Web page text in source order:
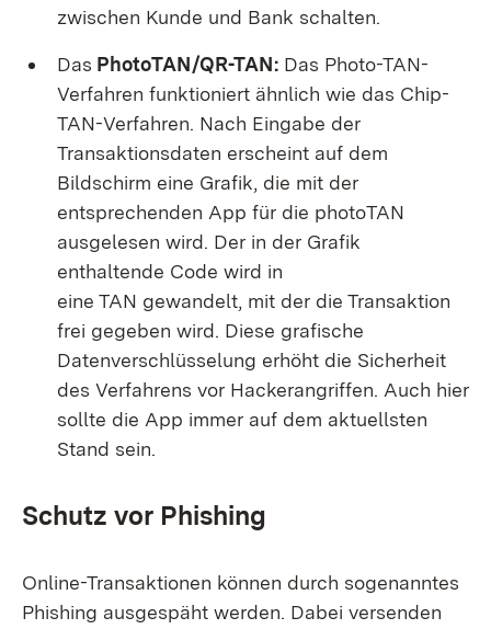
zwischen Kunde und Bank schalten.
Das PhotoTAN/QR-TAN: Das Photo-TAN-
Verfahren funktioniert ähnlich wie das Chip-
TAN-Verfahren. Nach Eingabe der
Transaktionsdaten erscheint auf dem
Bildschirm eine Grafik, die mit der
entsprechenden App für die photoTAN
ausgelesen wird. Der in der Grafik
enthaltende Code wird in
eine TAN gewandelt, mit der die Transaktion
frei gegeben wird. Diese grafische
Datenverschlüsselung erhöht die Sicherheit
des Verfahrens vor Hackerangriffen. Auch hier
sollte die App immer auf dem aktuellsten
Stand sein.
Schutz vor Phishing
Online-Transaktionen können durch sogenanntes
Phishing ausgespäht werden. Dabei versenden